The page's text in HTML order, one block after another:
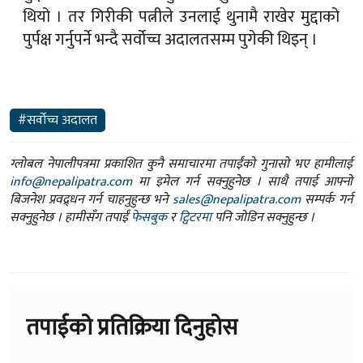
थियो । तर गिरीकी पत्नीले उनलाई थुनामै राखेर मुद्दाको
पुर्पक्ष गर्नुपर्ने भन्दै सर्वोच्च अदालतसम्म पुगेकी थिइन् ।
#सर्वोच्च अदालत
ग्लोबल नेपालीपत्रमा प्रकाशित कुनै समाचारमा तपाईंको गुनासो भए हामीलाई
info@nepalipatra.comमा इमेल गर्न सक्नुहुनेछ । साथै तपाई आफ्नो
बिजनेश प्रवद्र्धन गर्न चाहनुहुन्छ भनेsales@nepalipatra.comसम्पर्क गर्न
सक्नुहुनेछ । हामीसँग तपाईंफेसबुकरट्विटरमापनि जोडिन सक्नुहुन्छ ।
तपाईको प्रतिक्रिया दिनुहोस